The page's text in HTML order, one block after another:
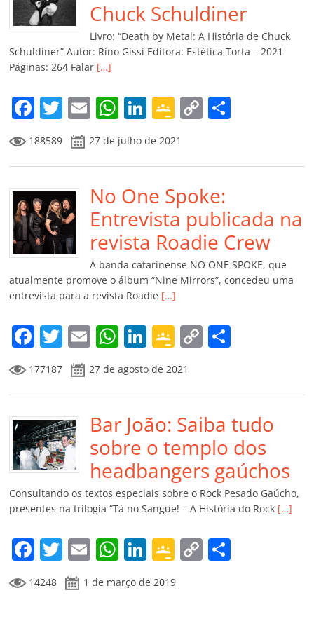
o
k
p a
ss
ro
m
k h
ar
Chuck Schuldiner
Livro: “Death by Metal: A História de Chuck
Schuldiner” Autor: Rino Gissi Editora: Estética Torta – 2021
Páginas: 264 Falar […]
F
a
c
e
b
o
o
k
T
w
itt
er
E
m
ai
l
W
h
at
s
A
p
p
Li
n
k
e
dI
n
G
o
o
gl
e
Cl
a
ss
ro
o
m
C
y
Li
n
k
p
til
h
ar
188589 27 de julho de 2021
No One Spoke:
Entrevista publicada na
revista Roadie Crew
A banda catarinense NO ONE SPOKE, que
atualmente promove o álbum “Nine Mirrors”, concedeu uma
entrevista para a revista Roadie […]
F
a
c
e
b
o
o
k
T
w
itt
er
E
m
ai
l
W
at
s
A
p
p
Li
n
k
e
dI
n
G
o
o
gl
e
Cl
a
ss
ro
o
m
C
y
Li
n
k
p
ar
til
h
ar
177187 27 de agosto de 2021
Bar João: Saiba tudo
sobre o templo dos
headbangers gaúchos
Consultando os textos especiais sobre o Rock Pesado Gaúcho,
presentes na trilogia “Tá no Sangue! – A História do Rock […]
F
a
c
T
w
itt
E
m
ai
W
at
Li
n
k
G
o
o
C
14248 1 de março de 2019